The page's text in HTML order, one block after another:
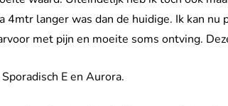
4mtr langer was dan de huidige. Ik kan nu
met pijn en moeite soms ontving.
E en Aurora.